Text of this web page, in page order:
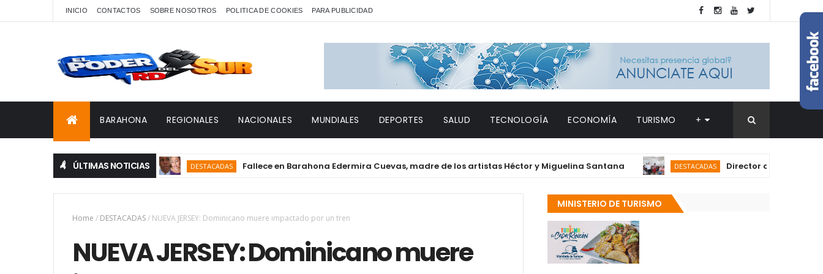
INICIO CONTACTOS SOBRE NOSOTROS POLITICA DE COOKIES PARA PUBLICIDAD
BARAHONA REGIONALES NACIONALES MUNDIALES DEPORTES SALUD TECNOLOGÍA ECONOMÍA TURISMO +
ÚLTIMAS NOTICIAS DESTACADAS Fallece en Barahona Edermira Cuevas, madre de los artistas Héctor y Miguelina Santana DESTACADAS Director del SNS realiza
Home / DESTACADAS/ NUEVA JERSEY: Dominicano muere impactado por un tren
NUEVA JERSEY: Dominicano muere
MINISTERIO DE TURISMO